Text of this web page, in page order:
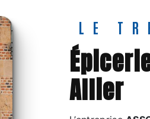
LE
épicerie sociale à Toulon-sur-
Allier